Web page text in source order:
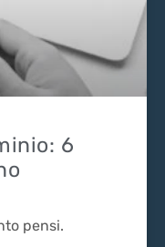
6
pensi.